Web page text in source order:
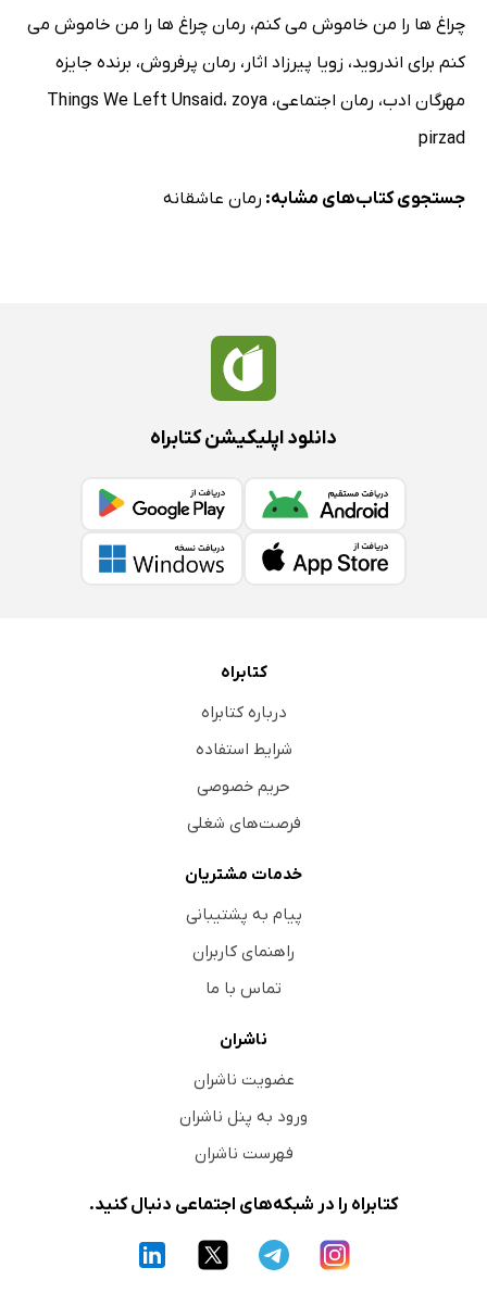
چراغ ها را من خاموش می کنم، رمان چراغ ها را من خاموش می
کنم برای اندروید، زویا پیرزاد اثار ، رمان پرفروش، برنده جایزه
مهرگان ادب، رمان اجتماعی، Things We Left Unsaid، zoya
pirzad
جستجوی کتاب‌های مشابه: رمان عاشقانه
دانلود اپلیکیشن کتابراه
کتابراه
درباره کتابراه
شرایط استفاده
حریم خصوصی
فرصت‌های شغلی
خدمات مشتریان
پیام به پشتیبانی
راهنمای کاربران
تماس با ما
ناشران
عضویت ناشران
ورود به پنل ناشران
فهرست ناشران
کتابراه را در شبکه‌های اجتماعی دنبال کنید.